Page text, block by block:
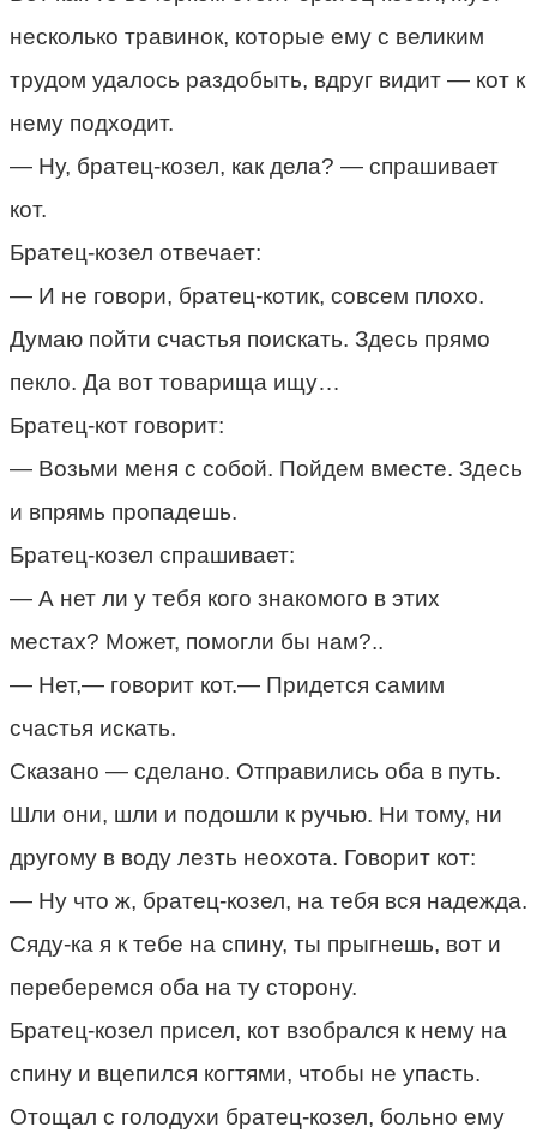
несколько травинок, которые ему с великим
трудом удалось раздобыть, вдруг видит — кот к
нему подходит.
— Ну, братец-козел, как дела? — спрашивает
кот.
Братец-козел отвечает:
— И не говори, братец-котик, совсем плохо.
Думаю пойти счастья поискать. Здесь прямо
пекло. Да вот товарища ищу…
Братец-кот говорит:
— Возьми меня с собой. Пойдем вместе. Здесь
и впрямь пропадешь.
Братец-козел спрашивает:
— А нет ли у тебя кого знакомого в этих
местах? Может, помогли бы нам?..
— Нет,— говорит кот.— Придется самим
счастья искать.
Сказано — сделано. Отправились оба в путь.
Шли они, шли и подошли к ручью. Ни тому, ни
другому в воду лезть неохота. Говорит кот:
— Ну что ж, братец-козел, на тебя вся надежда.
Сяду-ка я к тебе на спину, ты прыгнешь, вот и
переберемся оба на ту сторону.
Братец-козел присел, кот взобрался к нему на
спину и вцепился когтями, чтобы не упасть.
Отощал с голодухи братец-козел, больно ему